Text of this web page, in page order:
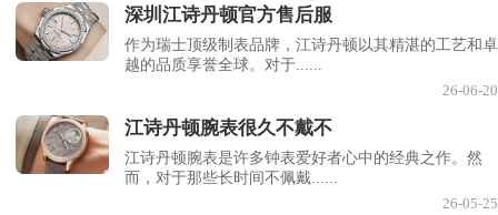
深圳江诗丹顿官方售后服
作为瑞士顶级制表品牌，江诗丹顿以其精湛的工艺和卓
越的品质享誉全球。对于......
26-06-20
江诗丹顿腕表很久不戴不
江诗丹顿腕表是许多钟表爱好者心中的经典之作。然
而，对于那些长时间不佩戴......
26-05-25